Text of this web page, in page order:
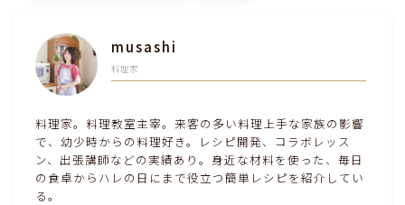
musashi
料理家
料理家。料理教室主宰。来客の多い料理上手な家族の影響
で、幼少時からの料理好き。レシピ開発、コラボレッス
ン、出張講師などの実績あり。身近な材料を使った、毎日
の食卓からハレの日にまで役立つ簡単レシピを紹介してい
る。